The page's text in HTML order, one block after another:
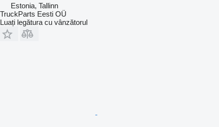
Estonia, Tallinn
TruckParts Eesti OÜ
Luați legătura cu vânzătorul